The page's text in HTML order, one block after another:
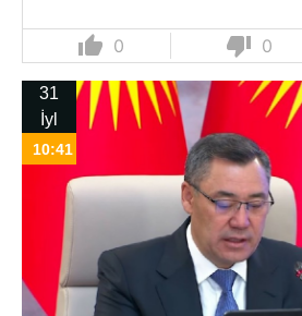
thumb_up 0 thumb_down 0
31
İyl
10:41